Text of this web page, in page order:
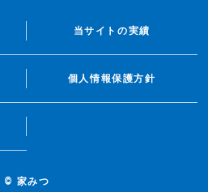
当サイトの実績
個人情報保護方針
© 家みつ